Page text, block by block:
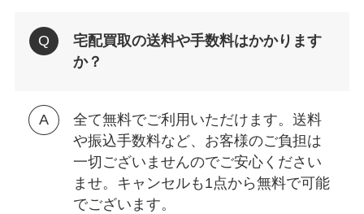
宅配買取の送料や手数料はかかります
か？
全て無料でご利用いただけます。送料
や振込手数料など、お客様のご負担は
一切ございませんのでご安心ください
ませ。キャンセルも1点から無料で可能
でございます。